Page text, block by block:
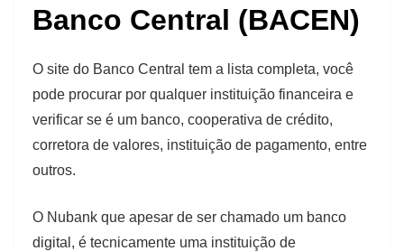
Banco Central (BACEN)
O site do Banco Central tem a lista completa, você
pode procurar por qualquer instituição financeira e
verificar se é um banco, cooperativa de crédito,
corretora de valores, instituição de pagamento, entre
outros.
O Nubank que apesar de ser chamado um banco
digital, é tecnicamente uma instituição de